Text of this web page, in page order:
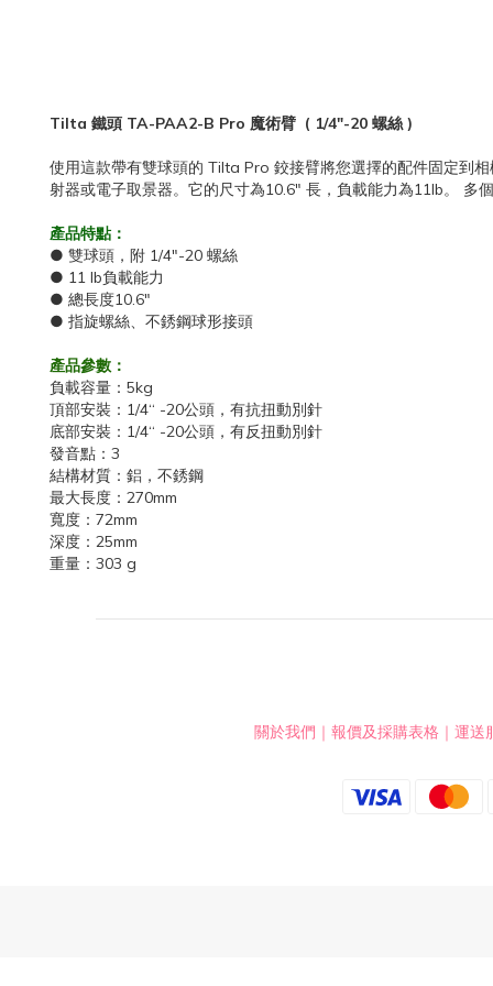
Tilta 鐵頭 TA-PAA2-B Pro 魔術臂 ( 1/4″-20 螺絲 )
使用這款帶有雙球頭的 Tilta Pro 鉸接臂將您選擇的配件固定到
射器或電子取景器。它的尺寸為10.6" 長，負載能力為11lb。 多
產品特點：
● 雙球頭，附 1/4"-20 螺絲
● 11 lb負載能力
● 總長度10.6"
● 指旋螺絲、不銹鋼球形接頭
產品參數：
負載容量：5kg
頂部安裝：1/4“ -20公頭，有抗扭動別針
底部安裝：1/4“ -20公頭，有反扭動別針
發音點：3
結構材質：鋁，不銹鋼
最大長度：270mm
寬度：72mm
深度：25mm
重量：303 g
關於我們 ｜ 報價及採購表格 ｜ 運送